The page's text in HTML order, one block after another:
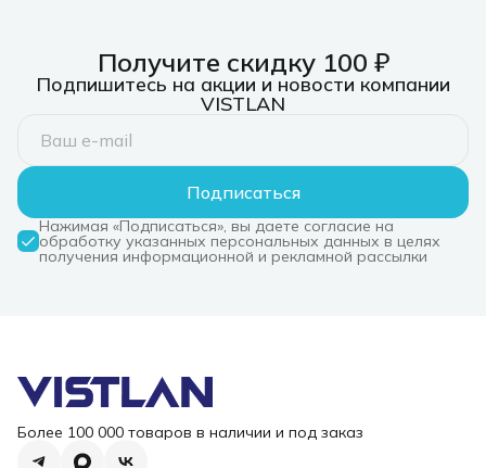
Получите скидку 100 ₽
Подпишитесь на акции и новости компании
VISTLAN
Подписаться
Нажимая «Подписаться», вы даете согласие на
обработку указанных персональных данных в целях
получения информационной и рекламной рассылки
Более 100 000 товаров в наличии и под заказ